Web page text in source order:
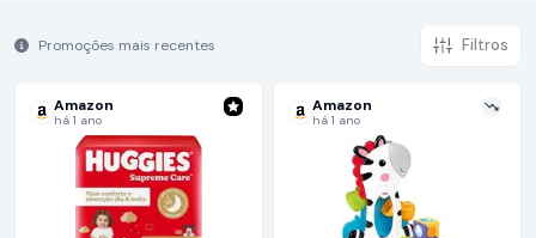
Promoções mais recentes Filtros
Amazon
há 1 ano
Amazon
há 1 ano